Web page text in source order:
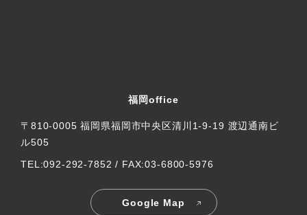
福岡office
〒810-0005 福岡県福岡市中央区清川1-9-19 渡辺通南ビ
ル505
TEL:092-292-7852 / FAX:03-6800-5976
Google Map